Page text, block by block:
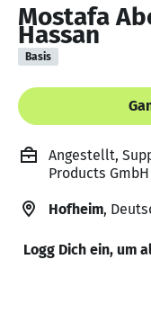
Mostafa
Hassan
Basis
Angestellt,
Products GmbH
Hofheim,
Logg Dich ein, um